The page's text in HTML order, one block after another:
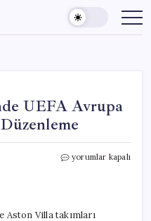
UEFA Avrupa
Marmaray
Finali
yorumlar kapalı
Aston Villa takımları